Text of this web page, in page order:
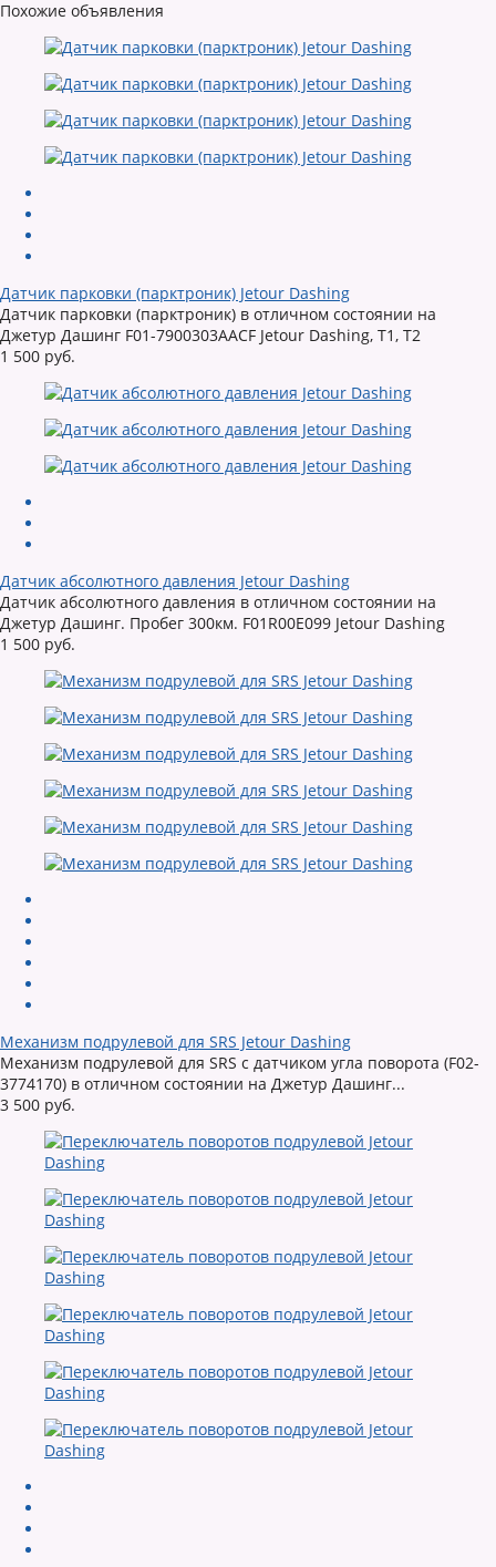
Похожие объявления
Датчик парковки (парктроник) Jetour Dashing
Датчик парковки (парктроник) в отличном состоянии на
Джетур Дашинг F01-7900303AACF Jetour Dashing, T1, T2
1 500 руб.
Датчик абсолютного давления Jetour Dashing
Датчик абсолютного давления в отличном состоянии на
Джетур Дашинг. Пробег 300км. F01R00E099 Jetour Dashing
1 500 руб.
Механизм подрулевой для SRS Jetour Dashing
Механизм подрулевой для SRS с датчиком угла поворота (F02-
3774170) в отличном состоянии на Джетур Дашинг...
3 500 руб.